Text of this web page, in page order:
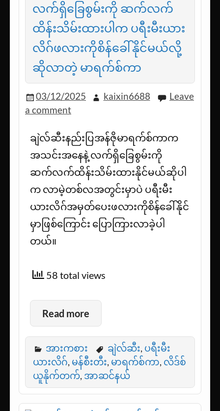
လက်ရှိခြေစွမ်းကို ဆက်လက်
ထိန်းသိမ်းထားပါက ပရီးမီးယား
လိဂ်ဖလားကိုစိန်ခေါ်နိုင်မယ်လို့
ဆိုလာတဲ့ မာရက်စ်ကာ
03/12/2025 kaixin6688
Leave
a comment
ချဲလ်ဆီးနည်းပြအန်ဇိုမာရက်စ်ကာက
အသင်းအနေနဲ့ လက်ရှိခြေစွမ်းကို
ဆက်လက်ထိန်းသိမ်းထားနိုင်မယ်ဆိုပါ
က လာမဲ့တစ်လအတွင်းမှာပဲ ပရီးမီး
ယားလိဂ်အမှတ်ပေးဖလားကိုစိန်ခေါ်နိုင်
မှာဖြစ်ကြောင်း ပြောကြားလာခဲ့ပါ
တယ်။
58 total views
Read more
အားကစား ချဲလ်ဆီး, ပရီးမီး
ယားလိဂ်, မန်စီးတီး, မာရက်စ်ကာ, လိဒ်စ်
ယူနိုက်တက်, အာဆင်နယ်